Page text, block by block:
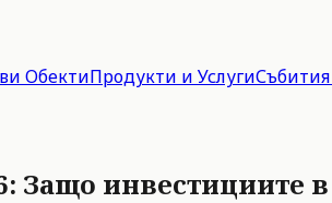
ОбектиПродукти и Услуги
Защо инвестициите